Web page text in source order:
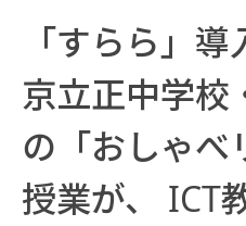
「すらら」
京立正中学校
の「おしゃべ
授業が、 ICT